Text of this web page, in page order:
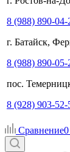
8 (988) 890-04-
г. Батайск,
8 (988) 890-05-
пос.
8 (928) 903-52-
Сравнение0